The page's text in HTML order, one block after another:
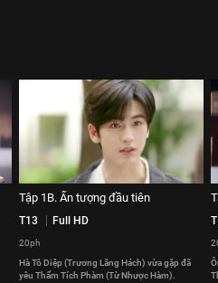
Tập 1B. Ấn tượng đầu tiên
T13 Full HD
20ph
Hà Tô Diệp (Trương Lăng Hách) vừa gặp đã
yêu Thẩm Tích Phàm (Từ Nhược Hàm).